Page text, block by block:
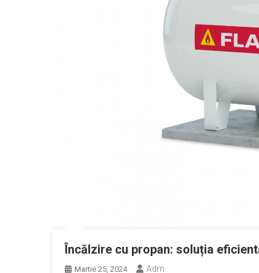
Încălzire cu propan: soluția
Martie 25, 2024 Adm